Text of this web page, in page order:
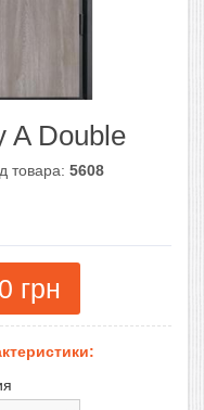
A Double
товара: 5608
грн